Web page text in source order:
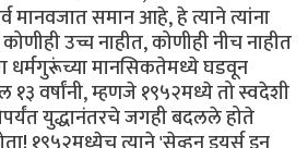
मानवजात समान आहे, हे त्याने त्यांना
उच्च नाहीत, कोणीही नीच नाहीत
धर्मगुरूंच्या मानसिकतेमध्ये घडवून
वर्षांनी, म्हणजे १९५२मध्ये तो स्वदेशी
युद्धानंतरचे जगही‌ बदलले होते